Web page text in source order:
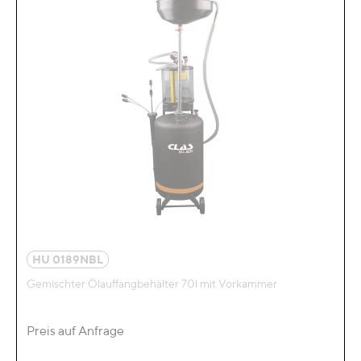
HU 0189NBL
Gemischter Ölauffangbehälter 70l mit Vorkammer
Preis auf Anfrage